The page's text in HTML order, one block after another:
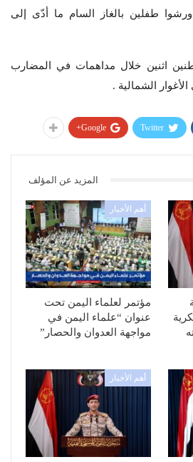
طفلين بالغاز السام ما أدّى إلى
اثنين خلال مداهمات في المضارب
الشمالية .
Twitter
Google+
المزيد عن المؤلف
أهم الأخبار
مؤتمر لعلماء اليمن تحت
عنوان “علماء اليمن في
مواجهة العدوان والحصار”
أهم الأخبار